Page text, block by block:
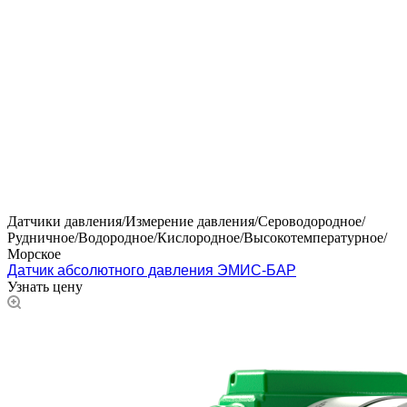
Датчики давления/Измерение давления/Сероводородное/
Рудничное/Водородное/Кислородное/Высокотемпературное/
Морское
Датчик абсолютного давления ЭМИС-БАР
Узнать цену